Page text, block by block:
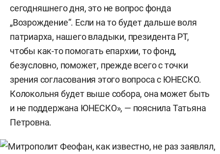
сегодняшнего дня, это не вопрос фонда
„Возрождение“. Если на то будет дальше воля
патриарха, нашего владыки, президента РТ,
чтобы как-то помогать епархии, то фонд,
безусловно, поможет, прежде всего с точки
зрения согласования этого вопроса с ЮНЕСКО.
Колокольня будет выше собора, она может быть
и не поддержана ЮНЕСКО», — пояснила Татьяна
Петровна.